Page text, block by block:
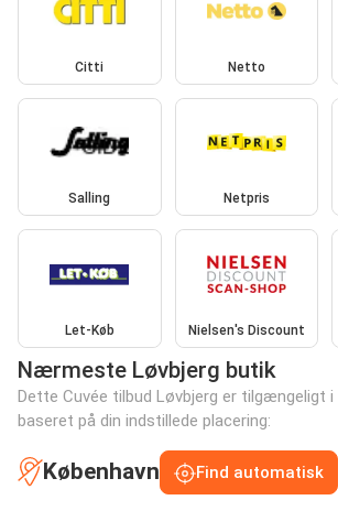
Citti Netto
Salling Netpris
Let-Køb Nielsen's Discount
Nærmeste Løvbjerg butik
Dette Cuvée tilbud Løvbjerg er tilgængeligt
baseret på din indstillede placering:
København Find automatisk